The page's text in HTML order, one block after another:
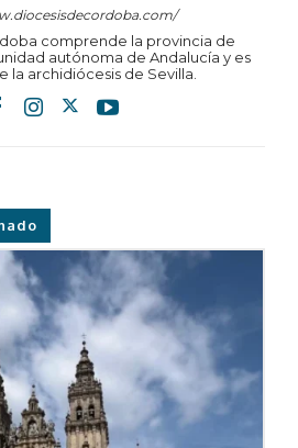
comprende la provincia de
autónoma de Andalucía y es
la archidiócesis de Sevilla.